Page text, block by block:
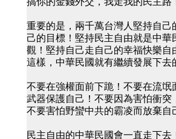
重要的是，兩千萬台灣人堅持自己
己的目標！堅持民主自由就是中華
觀！堅持自己走自己的幸福快樂自
這樣，中華民國就有繼續發展下去
不要在強權面前下跪！不要在流氓
武器保護自己！不要因為害怕衝突
不要害怕野蠻中共的霸凌而放棄自
民主自由的中華民國會一直走下去